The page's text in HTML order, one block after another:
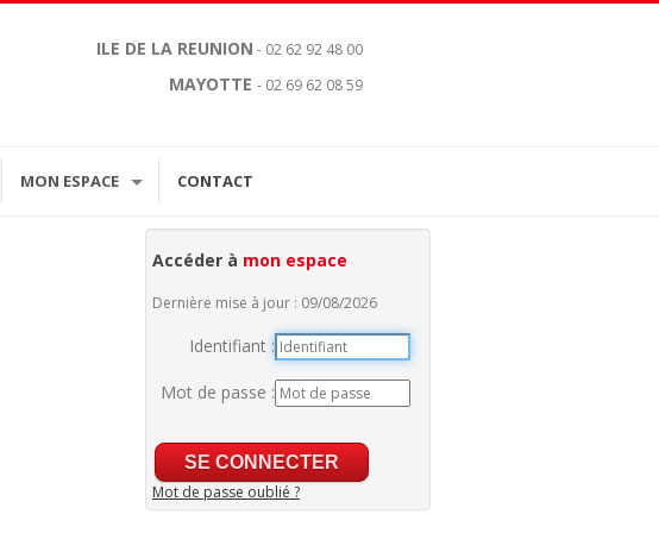
ILE DE LA REUNION - 02 62 92 48 00
MAYOTTE- 02 69 62 08 59
MON ESPACE CONTACT
Accéder à mon espace
Dernière mise à jour : 09/08/2026
Identifiant :
Mot de passe :
Mot de passe oublié ?